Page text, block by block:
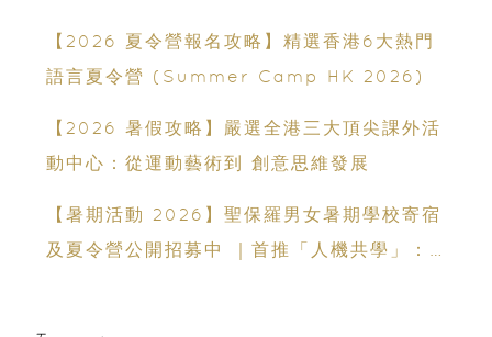
【2026 夏令營報名攻略】精選香港6大熱門
語言夏令營 (Summer Camp HK 2026)
【2026 暑假攻略】嚴選全港三大頂尖課外活
動中心：從運動藝術到 創意思維發展
【暑期活動 2026】聖保羅男女暑期學校寄宿
及夏令營公開招募中 ｜首推「人機共學」：